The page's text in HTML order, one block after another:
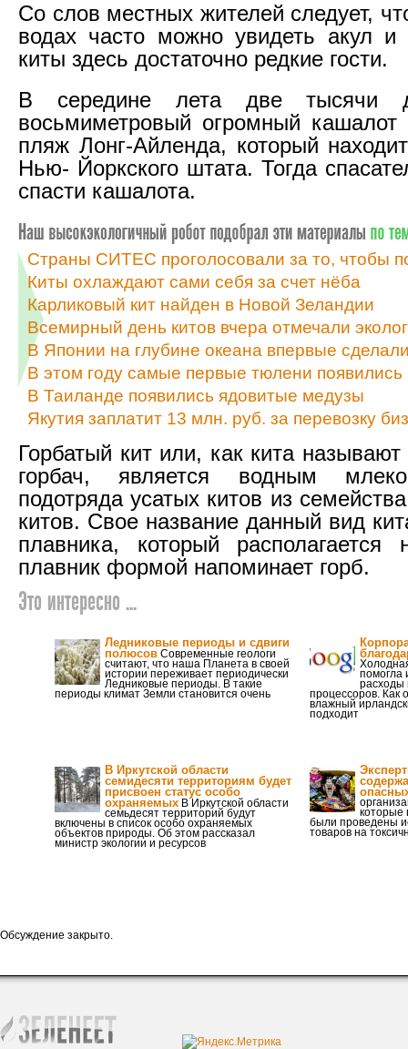
Со слов местных жителей следует,
водах часто можно увидеть акул
киты здесь достаточно редкие гости.
В середине лета две тысячи
восьмиметровый огромный кашалот
пляж Лонг-Айленда, который
Нью- Йоркского штата. Тогда
спасти кашалота.
Страны СИТЕС проголосовали за то, чтобы
Киты охлаждают сами себя за счет нёба
Карликовый кит найден в Новой Зеландии
Всемирный день китов вчера отмечали
В Японии на глубине океана впервые
В этом году самые первые тюлени
В Таиланде появились ядовитые медузы
Якутия заплатит 13 млн. руб. за перевозку
Горбатый кит или, как кита называют
горбач, является водным
подотряда усатых китов из
китов. Свое название данный вид
плавника, который располагается
плавник формой напоминает горб.
Это интересно ...
Ледниковые периоды и сдвиги
полюсов Современные геологи
считают, что наша Планета в своей
истории переживает периодически
Ледниковые периоды. В такие
периоды климат Земли становится очень
помогла
расходы
процессоров. Как
влажный
подходит
В Иркутской области
семидесяти территориям будет
присвоен статус особо
охраняемых В Иркутской области
семьдесят территорий будут
включены в список особо охраняемых
объектов природы. Об этом рассказал
министр экологии и ресурсов
которые
были проведены
товаров на
Обсуждение закрыто.